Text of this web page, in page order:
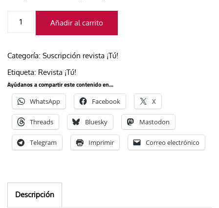
cantidad
Añadir al carrito
Categoría: Suscripción revista ¡Tú!
Etiqueta: Revista ¡Tú!
Ayúdanos a compartir este contenido en...
WhatsApp Facebook X
Threads Bluesky Mastodon
Telegram Imprimir Correo electrónico
Descripción